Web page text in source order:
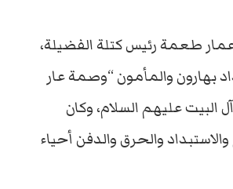
عمار طعمة رئيس كتلة الفضيلة،
بهارون والمأمون “وصمة عار
البيت عليهم السلام، وكان
والحرق والدفن أحياء